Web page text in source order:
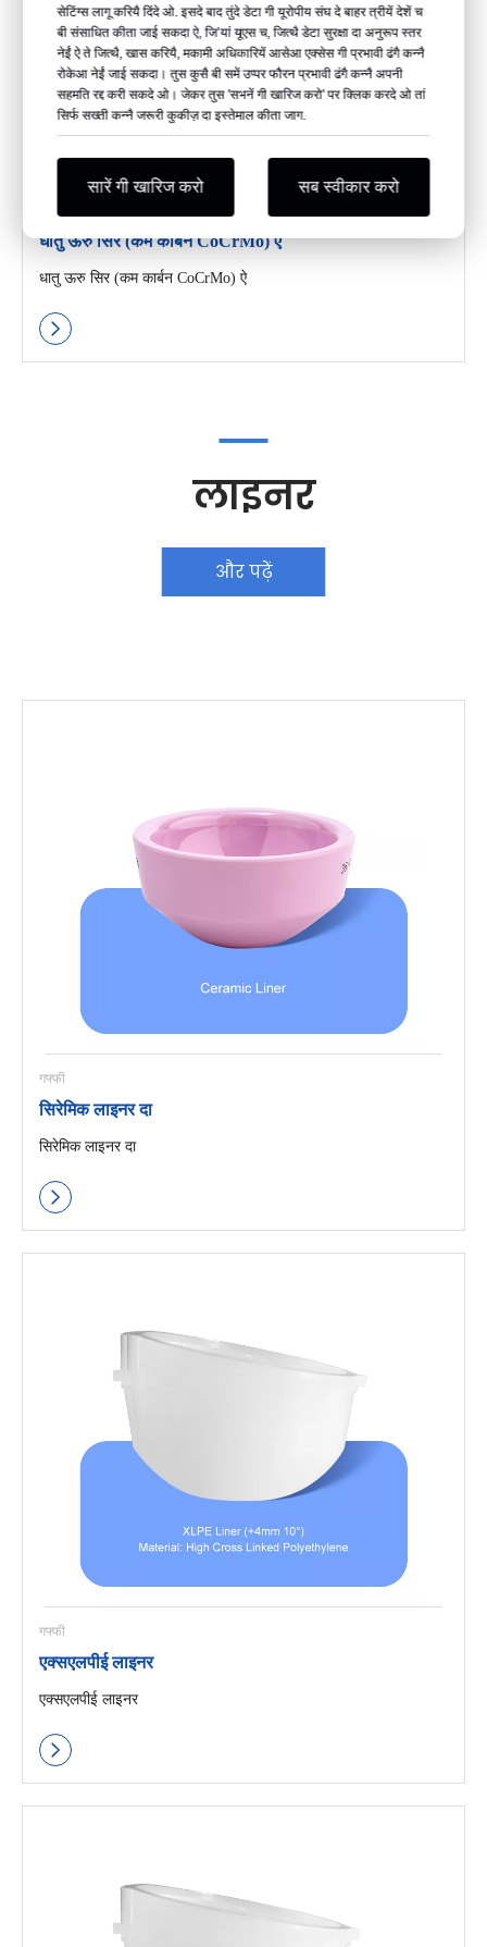
गफ्फी
धातु ऊरु सिर (कम कार्बन CoCrMo) ऐ
धातु ऊरु सिर (कम कार्बन CoCrMo) ऐ
लाइनर
और पढ़ें
गफ्फी
सिरेमिक लाइनर दा
सिरेमिक लाइनर दा
गफ्फी
एक्सएलपीई लाइनर
एक्सएलपीई लाइनर
सेटिंग्स लागू करियै दिंदे ओ. इसदे बाद तुंदे डेटा गी यूरोपीय संघ दे बाहर त्रीयें देशें च
बी संसाधित कीता जाई सकदा ऐ, जि’यां यूएस च, जित्थै डेटा सुरक्षा दा अनुरूप स्तर
नेईं ऐ ते जित्थै, खास करियै, मकामी अधिकारियें आसेआ एक्सेस गी प्रभावी ढंगै कन्नै
रोकेआ नेईं जाई सकदा। तुस कुसै बी समें उप्पर फौरन प्रभावी ढंगै कन्नै अपनी
सहमति रद्द करी सकदे ओ। जेकर तुस 'सभनें गी खारिज करो' पर क्लिक करदे ओ तां
सिर्फ सख्ती कन्नै जरूरी कुकीज़ दा इस्तेमाल कीता जाग.
सारें गी खारिज करो सब स्वीकार करो